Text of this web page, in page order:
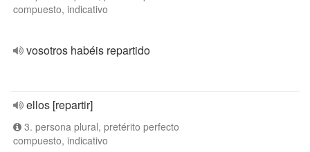
compuesto, indicativo
vosotros habéis repartido
ellos [repartir]
3. persona plural, pretérito perfecto
compuesto, indicativo